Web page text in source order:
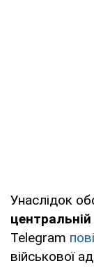
Унаслідок
Telegram
військової